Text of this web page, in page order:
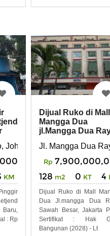
Johar Baru, Jakarta Pusat
KM
: Rp
Dijual Ruko di Mall
Mangga Dua
jl.Mangga Dua
Jl. Mangga Dua
Rp
128 m2 0 KT 4
Dijual Ruko di Mall
Dua Jl.mangga Dua
Sawah Besar, Jakarta
Sertifikat : Hak
Bangunan (2028) - Lt